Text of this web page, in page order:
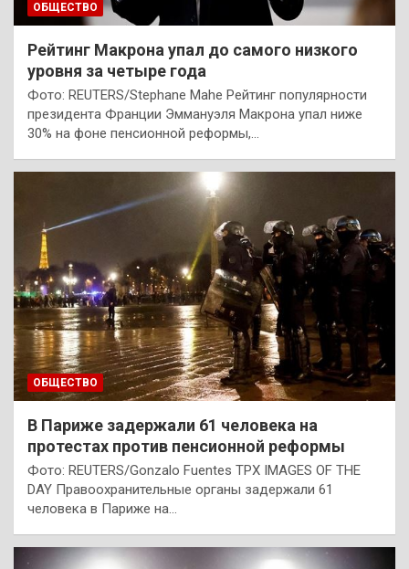
ОБЩЕСТВО
Рейтинг Макрона упал до самого низкого
уровня за четыре года
Фото: REUTERS/Stephane Mahe Рейтинг популярности
президента Франции Эммануэля Макрона упал ниже
30% на фоне пенсионной реформы,…
ОБЩЕСТВО
В Париже задержали 61 человека на
протестах против пенсионной реформы
Фото: REUTERS/Gonzalo Fuentes TPX IMAGES OF THE
DAY Правоохранительные органы задержали 61
человека в Париже на…